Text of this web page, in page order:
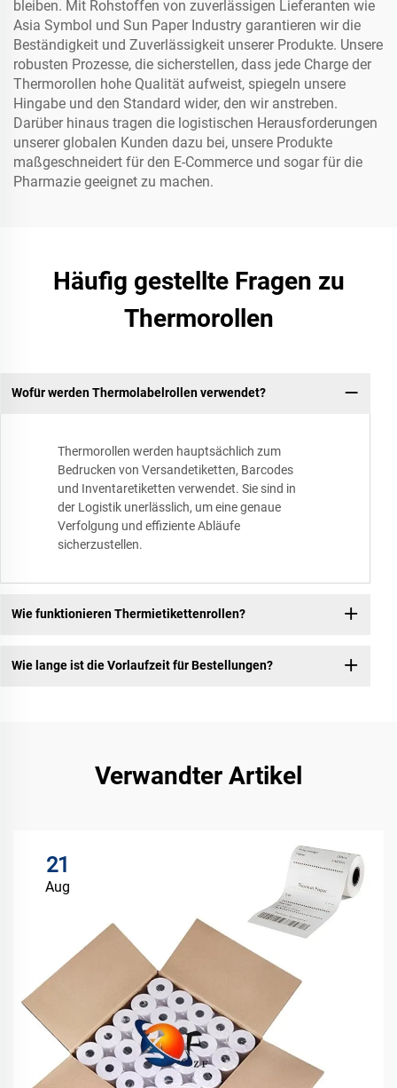
bleiben. Mit Rohstoffen von zuverlässigen Lieferanten wie
Asia Symbol und Sun Paper Industry garantieren wir die
Beständigkeit und Zuverlässigkeit unserer Produkte. Unsere
robusten Prozesse, die sicherstellen, dass jede Charge der
Thermorollen hohe Qualität aufweist, spiegeln unsere
Hingabe und den Standard wider, den wir anstreben.
Darüber hinaus tragen die logistischen Herausforderungen
unserer globalen Kunden dazu bei, unsere Produkte
maßgeschneidert für den E-Commerce und sogar für die
Pharmazie geeignet zu machen.
Häufig gestellte Fragen zu
Thermorollen
Wofür werden Thermolabelrollen verwendet?
Thermorollen werden hauptsächlich zum
Bedrucken von Versandetiketten, Barcodes
und Inventaretiketten verwendet. Sie sind in
der Logistik unerlässlich, um eine genaue
Verfolgung und effiziente Abläufe
sicherzustellen.
Wie funktionieren Thermietikettenrollen?
Wie lange ist die Vorlaufzeit für Bestellungen?
Verwandter Artikel
21
Aug